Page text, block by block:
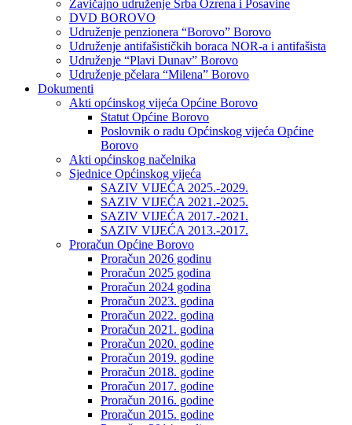
Zavičajno udruženje Srba Ozrena i Posavine
DVD BOROVO
Udruženje penzionera “Borovo” Borovo
Udruženje antifašističkih boraca NOR-a i antifašista
Udruženje “Plavi Dunav” Borovo
Udruženje pčelara “Milena” Borovo
Dokumenti
Akti općinskog vijeća Općine Borovo
Statut Općine Borovo
Poslovnik o radu Općinskog vijeća Općine
Borovo
Akti općinskog načelnika
Sjednice Općinskog vijeća
SAZIV VIJEĆA 2025.-2029.
SAZIV VIJEĆA 2021.-2025.
SAZIV VIJEĆA 2017.-2021.
SAZIV VIJEĆA 2013.-2017.
Proračun Općine Borovo
Proračun 2026 godinu
Proračun 2025 godina
Proračun 2024 godina
Proračun 2023. godina
Proračun 2022. godina
Proračun 2021. godina
Proračun 2020. godine
Proračun 2019. godine
Proračun 2018. godine
Proračun 2017. godine
Proračun 2016. godine
Proračun 2015. godine